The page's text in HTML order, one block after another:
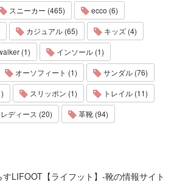
スニーカー (465)
ecco (6)
カジュアル (65)
キッズ (4)
(1)
インソール (1)
オーソフィート (1)
サンダル (76)
スリッポン (1)
トレイル (11)
レディース (20) 革靴 (94)
LIFOOT【ライフット】-靴の情報サイト